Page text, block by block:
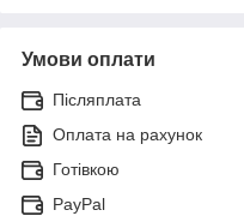
Умови оплати
Післяплата
Оплата на рахунок
Готівкою
PayPal